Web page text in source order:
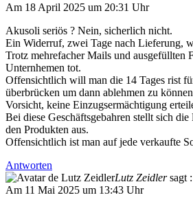
Am 18 April 2025 um 20:31 Uhr
Akusoli seriös ? Nein, sicherlich nicht.
Ein Widerruf, zwei Tage nach Lieferung,
Trotz mehrefacher Mails und ausgefüllten
Unternhemen tot.
Offensichtlich will man die 14 Tages rist
überbrücken um dann ablehmen zu
Vorsicht, keine Einzugsermächtigung
Bei diese Geschäftsgebahren stellt sich
den Produkten aus.
Offensichtlich ist man auf jede verkaufte
Antworten
Lutz Zeidler sagt :
Am 11 Mai 2025 um 13:43 Uhr